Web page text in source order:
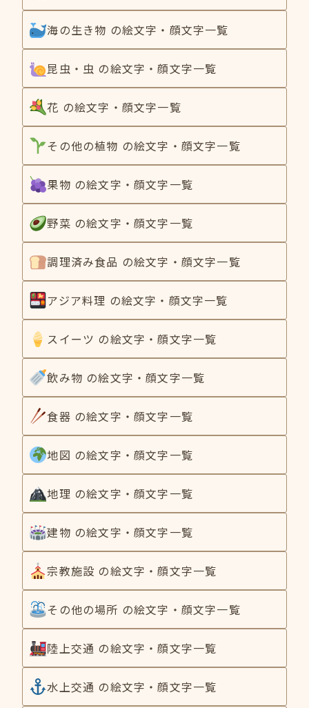
海の生き物 の絵文字・顔文字一覧
昆虫・虫 の絵文字・顔文字一覧
花 の絵文字・顔文字一覧
その他の植物 の絵文字・顔文字一覧
果物 の絵文字・顔文字一覧
野菜 の絵文字・顔文字一覧
調理済み食品 の絵文字・顔文字一覧
アジア料理 の絵文字・顔文字一覧
スイーツ の絵文字・顔文字一覧
飲み物 の絵文字・顔文字一覧
食器 の絵文字・顔文字一覧
地図 の絵文字・顔文字一覧
地理 の絵文字・顔文字一覧
建物 の絵文字・顔文字一覧
宗教施設 の絵文字・顔文字一覧
その他の場所 の絵文字・顔文字一覧
陸上交通 の絵文字・顔文字一覧
水上交通 の絵文字・顔文字一覧